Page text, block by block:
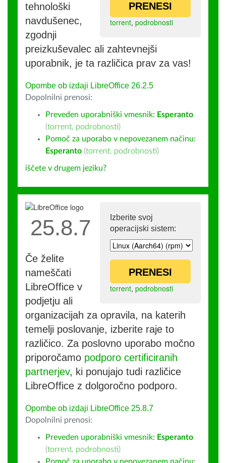
PRENESI
torrent, podrobnosti
tehnološki
navdušenec,
zgodnji
preizkuševalec ali zahtevnejši
uporabnik, je ta različica prav za vas!
Opombe ob izdaji LibreOffice 26.2.5
Dopolnilni prenosi:
Preveden uporabniški vmesnik: Esperanto
(torrent, podrobnosti)
Pomoč za uporabo v nepovezanem načinu:
Esperanto (torrent, podrobnosti)
iščete v drugem jeziku?
Izberite svoj
operacijski sistem:
PRENESI
torrent, podrobnosti
25.8.7
Če želite
nameščati
LibreOffice v
podjetju ali
organizacijah za opravila, na katerih
temelji poslovanje, izberite raje to
različico. Za poslovno uporabo močno
priporočamo podporo certificiranih
partnerjev, ki ponujajo tudi različice
LibreOffice z dolgoročno podporo.
Opombe ob izdaji LibreOffice 25.8.7
Dopolnilni prenosi:
Preveden uporabniški vmesnik: Esperanto
(torrent, podrobnosti)